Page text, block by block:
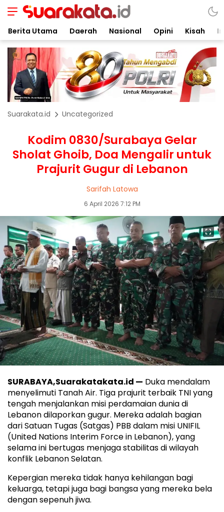
Berita Utama Daerah Nasional Opini Kisah
Suarakata.id Uncategorized
Kodim 0830/Surabaya Gelar
Sholat Ghoib, Doa Mengalir untuk
Prajurit Gugur di Lebanon
Sarifah Latowa
6 April 2026 7:12 PM
SURABAYA,Suarakatakata.id — Duka mendalam
menyelimuti Tanah Air. Tiga prajurit terbaik TNI yang
tengah menjalankan misi perdamaian dunia di
Lebanon dilaporkan gugur. Mereka adalah bagian
dari Satuan Tugas (Satgas) PBB dalam misi UNIFIL
(United Nations Interim Force in Lebanon), yang
selama ini bertugas menjaga stabilitas di wilayah
konflik Lebanon Selatan.
Kepergian mereka tidak hanya kehilangan bagi
keluarga, tetapi juga bagi bangsa yang mereka bela
dengan sepenuh jiwa.